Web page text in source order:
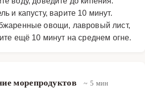
и капусту, варите 10 минут.
овощи, лавровый лист,
ещё 10 минут на среднем огне.
морепродуктов ~ 5 мин